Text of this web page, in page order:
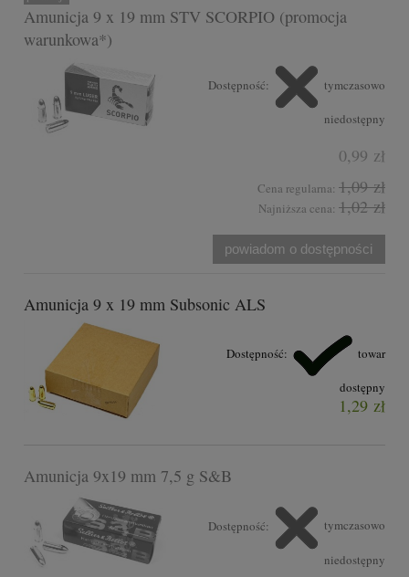
Amunicja 9 x 19 mm STV SCORPIO (promocja
warunkowa*)
Dostępność: tymczasowo
niedostępny
0,99 zł
Cena regularna: 1,09 zł
Najniższa cena: 1,02 zł
powiadom o dostępności
Amunicja 9 x 19 mm Subsonic ALS
Dostępność: towar
dostępny
1,29 zł
Amunicja 9x19 mm 7,5 g S&B
Dostępność: tymczasowo
niedostępny